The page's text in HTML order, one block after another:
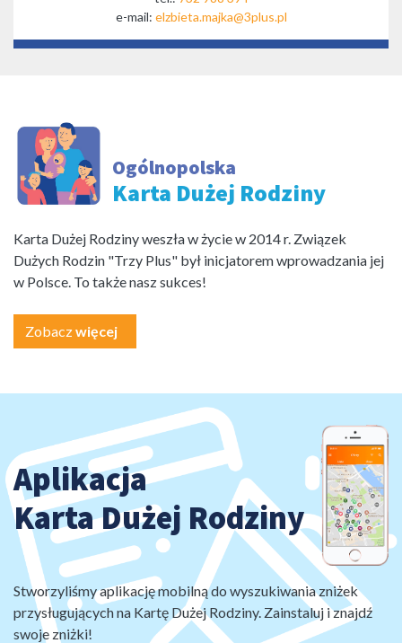
e-mail: elzbieta.majka@3plus.pl
Ogólnopolska
Karta Dużej Rodziny
Karta Dużej Rodziny weszła w życie w 2014 r. Związek
Dużych Rodzin "Trzy Plus" był inicjatorem wprowadzania jej
w Polsce. To także nasz sukces!
Zobaczwięcej
Aplikacja
Karta Dużej Rodziny
Stworzyliśmy aplikację mobilną do wyszukiwania zniżek
przysługujących na Kartę Dużej Rodziny. Zainstaluj i znajdź
swoje zniżki!